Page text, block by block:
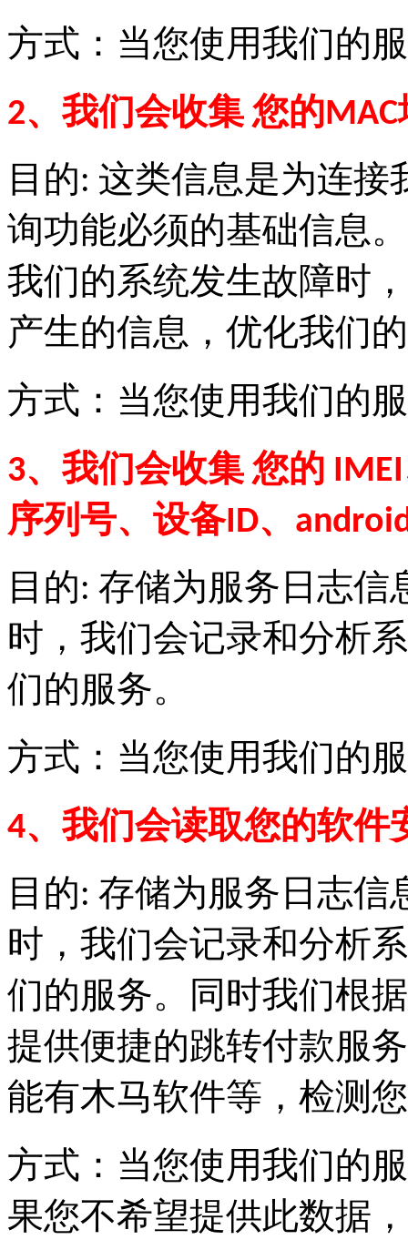
方式：当您使用我们的
2、我们会收集 您的
目的: 这类信息是为连
询功能必须的基础信息
我们的系统发生故障时
产生的信息，优化我们
方式：当您使用我们的
3、我们会收集 您的
序列号、设备ID、
目的: 存储为服务日志
时，我们会记录和分析
们的服务。
方式：当您使用我们的
4、我们会读取您的软件
目的: 存储为服务日志
时，我们会记录和分析
们的服务。同时我们根
提供便捷的跳转付款服
能有木马软件等，检测
方式：当您使用我们的
果您不希望提供此数据